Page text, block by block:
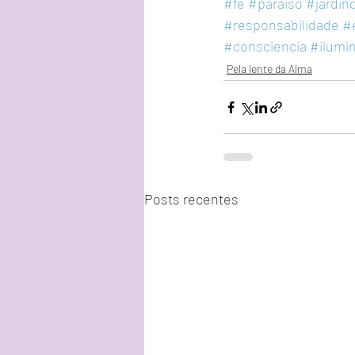
#responsabilidade
#consciencia
Pela lente da Alma
Posts recentes